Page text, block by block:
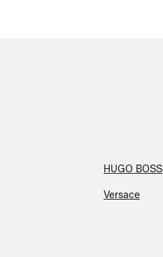
HUGO BOSS
Versace